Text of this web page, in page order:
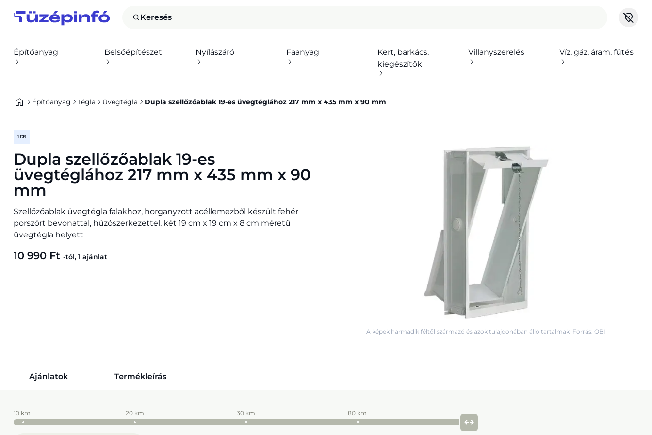
Keresés
Építőanyag Belsőépítészet Nyílászáró Faanyag
Kert, barkács,
kiegészítők
Villanyszerelés Víz, gáz, áram, fűtés
Építőanyag Tégla Üvegtégla Dupla szellőzőablak 19-es üvegtéglához 217 mm x 435 mm x 90 mm
1 DB
Dupla szellőzőablak 19-es
üvegtéglához 217 mm x 435 mm x 90
mm
Szellőzőablak üvegtégla falakhoz, horganyzott acéllemezből készült fehér
porszórt bevonattal, húzószerkezettel, két 19 cm x 19 cm x 8 cm méretű
üvegtégla helyett
10 990 Ft -tól, 1 ajánlat
A képek harmadik féltől származó és azok tulajdonában álló tartalmak. Forrás: OBI
Ajánlatok Termékleírás
10 km 20 km 30 km 80 km